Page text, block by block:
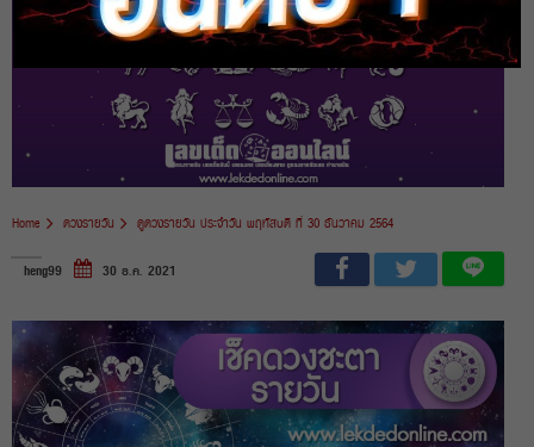
Home ดวงรายวัน ดูดวงรายวัน ประจำวัน พฤหัสบดี ที่ 30 ธันวาคม 2564
heng99 30 ธ.ค. 2021